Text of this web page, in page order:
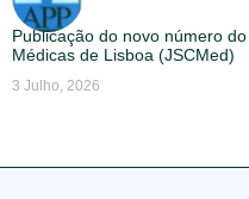
Publicação do novo número
Médicas de Lisboa (JSCMed)
3 Julho, 2026